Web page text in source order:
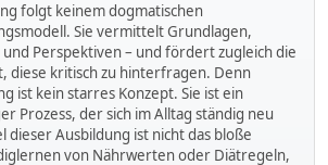
folgt keinem dogmatischen
Sie vermittelt Grundlagen,
und Perspektiven – und fördert zugleich die
diese kritisch zu hinterfragen. Denn
ist kein starres Konzept. Sie ist ein
Prozess, der sich im Alltag ständig neu
dieser Ausbildung ist nicht das bloße
von Nährwerten oder Diätregeln,